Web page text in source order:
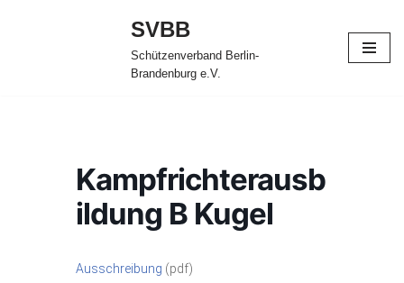
SVBB
Schützenverband Berlin-
Brandenburg e.V.
Kampfrichterausb
ildung B Kugel
Ausschreibung (pdf)